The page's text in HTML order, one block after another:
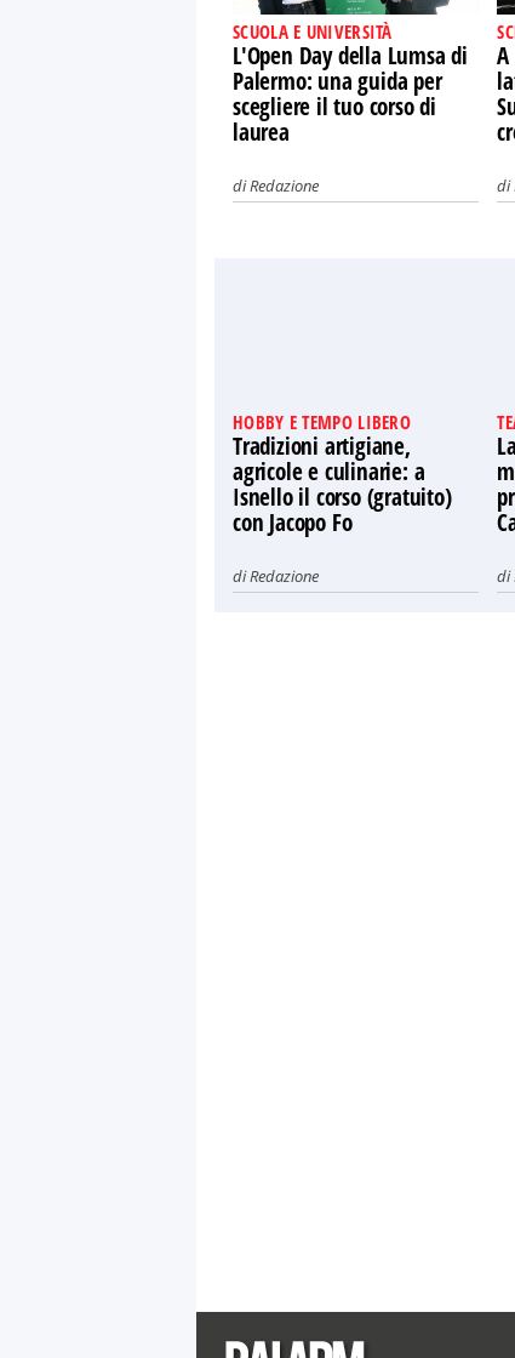
SCUOLA E UNIVERSITÀ
L'Open Day della Lumsa di
Palermo: una guida per
scegliere il tuo corso di
laurea
diRedazione di
HOBBY E TEMPO LIBERO
Tradizioni artigiane,
agricole e culinarie: a
Isnello il corso (gratuito)
con Jacopo Fo
diRedazione di